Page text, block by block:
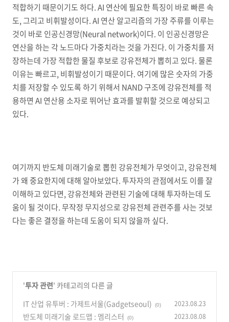
적합하기 때문이기도 하다. AI 연산에 필요한 특징이 바로 빠른 속
도, 그리고 비휘발성이다. AI 연산 알고리즘의 가장 주류를 이루는
것이 바로 인공신경망(Neural network)이다. 이 인공신경망은
연산을 하는 각 노드마다 가중치라는 것을 가진다. 이 가중치를 저
장하는데 가장 적합한 물질 후보로 강유전체가 뽑히고 있다. 물론
이유는 빠르고, 비휘발성이기 때문이다. 여기에 많은 숫자의 가중
치를 저장할 수 있도록 하기 위해서 NAND 구조에 강유전체를 적
용하면 AI 연산용 소자로 뛰어난 효과를 발휘할 것으로 예상되고
있다.
여기까지 반도체 미래기술로 뽑힌 강유전체가 무엇이고, 강유전체
가 왜 중요한지에 대해 알아보았다. 투자자의 관점에서도 이를 잘
이해하고 있다면, 강유전체와 관련된 기술에 대해 투자하는데 도
움이 될 것이다. 무작정 무지성으로 강유전체 관련주를 사는 것보
다는 좋은 결정을 하는데 도움이 되지 않을까 싶다.
'투자 관련' 카테고리의 다른 글
IT 산업 유투버 : 가제트서울(Gadgetseoul)
(0) 2023.08.23
반도체 미래기술 로드맵 : 멤리스터 (0) 2023.08.08